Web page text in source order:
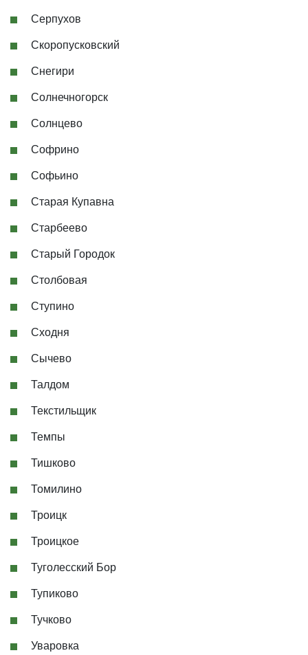
Серпухов
Скоропусковский
Снегири
Солнечногорск
Солнцево
Софрино
Софьино
Старая Купавна
Старбеево
Старый Городок
Столбовая
Ступино
Сходня
Сычево
Талдом
Текстильщик
Темпы
Тишково
Томилино
Троицк
Троицкое
Туголесский Бор
Тупиково
Тучково
Уваровка